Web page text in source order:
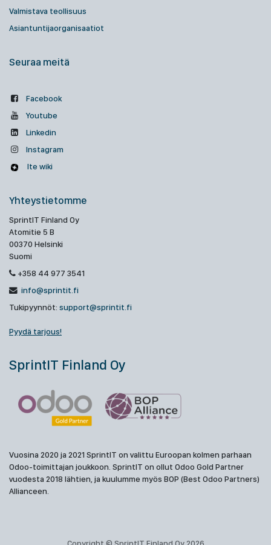
Valmistava teollisuus
Asiantuntijaorganisaatiot
Seuraa meitä
Facebook
Youtube
Linkedin
Instagram
Ite wiki
Yhteystietomme
SprintIT Finland Oy
Atomitie 5 B
00370 Helsinki
Suomi
+358 44 977 3541
info@sprintit.fi
Tukipyynnöt: support@sprintit.fi
Pyydä tarjous!
SprintIT Finland Oy
Vuosina 2020 ja 2021 SprintIT on valittu Euroopan kolmen parhaan
Odoo-toimittajan joukkoon. SprintIT on ollut Odoo Gold Partner
vuodesta 2018 lähtien, ja kuulumme myös BOP (Best Odoo Partners)
Allianceen.
Copyright © SprintIT Finland Oy 2026